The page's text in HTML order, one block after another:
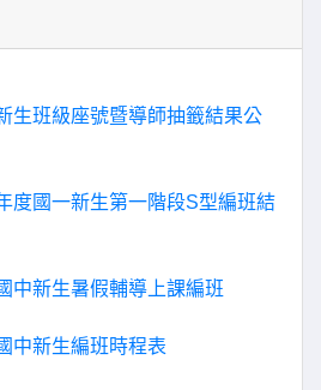
生班級座號暨導師抽籤結果公
度國一新生第一階段S型編班結
中新生暑假輔導上課編班
中新生編班時程表